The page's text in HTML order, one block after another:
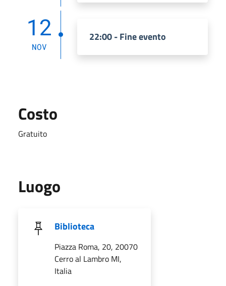
12
NOV
22:00 - Fine evento
Costo
Gratuito
Luogo
Biblioteca
Piazza Roma, 20, 20070
Cerro al Lambro MI,
Italia